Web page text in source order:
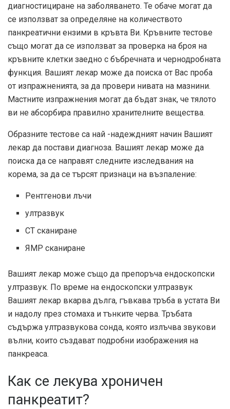
диагностициране на заболяването. Те обаче могат да
се използват за определяне на количеството
панкреатични ензими в кръвта Ви. Кръвните тестове
също могат да се използват за проверка на броя на
кръвните клетки заедно с бъбречната и чернодробната
функция. Вашият лекар може да поиска от Вас проба
от изпражненията, за да провери нивата на мазнини.
Мастните изпражнения могат да бъдат знак, че тялото
ви не абсорбира правилно хранителните вещества.
Образните тестове са най -надеждният начин Вашият
лекар да постави диагноза. Вашият лекар може да
поиска да се направят следните изследвания на
корема, за да се търсят признаци на възпаление:
Рентгенови лъчи
ултразвук
CT сканиране
ЯМР сканиране
Вашият лекар може също да препоръча ендоскопски
ултразвук. По време на ендоскопски ултразвук
Вашият лекар вкарва дълга, гъвкава тръба в устата Ви
и надолу през стомаха и тънките черва. Тръбата
съдържа ултразвукова сонда, която излъчва звукови
вълни, които създават подробни изображения на
панкреаса.
Как се лекува хроничен
панкреатит?